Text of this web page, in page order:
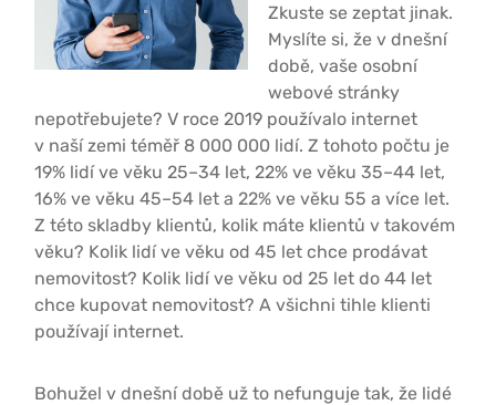
Zkuste se zeptat jinak.
Myslíte si, že v dnešní
době, vaše osobní
webové stránky
nepotřebujete? V roce 2019 používalo internet
v naší zemi téměř 8 000 000 lidí. Z tohoto počtu je
19% lidí ve věku 25–34 let, 22% ve věku 35–44 let,
16% ve věku 45–54 let a 22% ve věku 55 a více let.
Z této skladby klientů, kolik máte klientů v takovém
věku? Kolik lidí ve věku od 45 let chce prodávat
nemovitost? Kolik lidí ve věku od 25 let do 44 let
chce kupovat nemovitost? A všichni tihle klienti
používají internet.
Bohužel v dnešní době už to nefunguje tak, že lidé